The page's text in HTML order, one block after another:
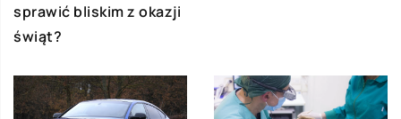
sprawić bliskim z okazji
świąt?